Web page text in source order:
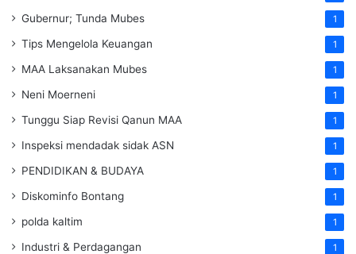
Gubernur; Tunda Mubes 1
Tips Mengelola Keuangan 1
MAA Laksanakan Mubes 1
Neni Moerneni 1
Tunggu Siap Revisi Qanun MAA 1
Inspeksi mendadak sidak ASN 1
PENDIDIKAN & BUDAYA 1
Diskominfo Bontang 1
polda kaltim 1
Industri & Perdagangan 1